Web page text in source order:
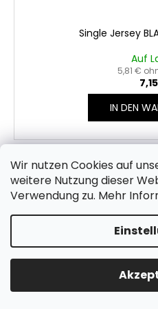
Wir nutzen Cookies auf
weitere Nutzung dieser
Verwendung zu. Mehr
Single Jersey
Auf
5,81 €
IN DEN